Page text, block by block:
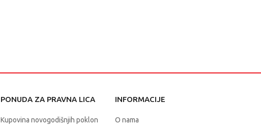
PONUDA ZA PRAVNA LICA
Kupovina novogodišnjih poklon
INFORMACIJE
O nama